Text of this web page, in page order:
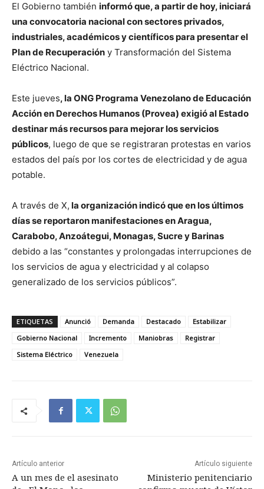
El Gobierno también informó que, a partir de hoy, iniciará
una convocatoria nacional con sectores privados,
industriales, académicos y científicos para presentar el
Plan de Recuperación y Transformación del Sistema
Eléctrico Nacional.
Este jueves, la ONG Programa Venezolano de Educación
Acción en Derechos Humanos (Provea) exigió al Estado
destinar más recursos para mejorar los servicios
públicos, luego de que se registraran protestas en varios
estados del país por los cortes de electricidad y de agua
potable.
A través de X, la organización indicó que en los últimos
días se reportaron manifestaciones en Aragua,
Carabobo, Anzoátegui, Monagas, Sucre y Barinas
debido a las “constantes y prolongadas interrupciones de
los servicios de agua y electricidad y al colapso
generalizado de los servicios públicos”.
ETIQUETAS Anunció Demanda Destacado
Estabilizar
Gobierno Nacional
Incremento Maniobras
Registrar
Sistema Eléctrico
Venezuela
Artículo anterior
A un mes de el asesinato
Artículo siguiente
Ministerio penitenciario